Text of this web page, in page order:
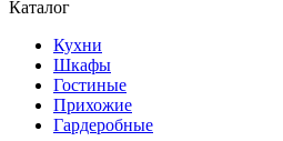
Каталог
Кухни
Шкафы
Гостиные
Прихожие
Гардеробные